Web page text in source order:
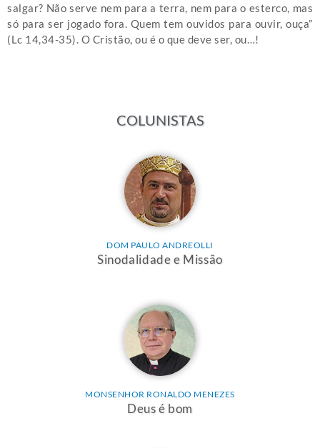
salgar? Não serve nem para a terra, nem para o esterco, mas
só para ser jogado fora. Quem tem ouvidos para ouvir, ouça”
(Lc 14,34-35). O Cristão, ou é o que deve ser, ou…!
COLUNISTAS
DOM PAULO ANDREOLLI
Sinodalidade e Missão
MONSENHOR RONALDO MENEZES
Deus é bom